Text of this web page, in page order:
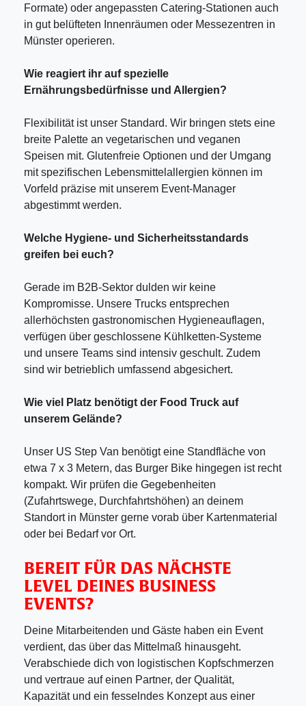
Formate) oder angepassten Catering-Stationen auch
in gut belüfteten Innenräumen oder Messezentren in
Münster operieren.
Wie reagiert ihr auf spezielle
Ernährungsbedürfnisse und Allergien?
Flexibilität ist unser Standard. Wir bringen stets eine
breite Palette an vegetarischen und veganen
Speisen mit. Glutenfreie Optionen und der Umgang
mit spezifischen Lebensmittelallergien können im
Vorfeld präzise mit unserem Event-Manager
abgestimmt werden.
Welche Hygiene- und Sicherheitsstandards
greifen bei euch?
Gerade im B2B-Sektor dulden wir keine
Kompromisse. Unsere Trucks entsprechen
allerhöchsten gastronomischen Hygieneauflagen,
verfügen über geschlossene Kühlketten-Systeme
und unsere Teams sind intensiv geschult. Zudem
sind wir betrieblich umfassend abgesichert.
Wie viel Platz benötigt der Food Truck auf
unserem Gelände?
Unser US Step Van benötigt eine Standfläche von
etwa 7 x 3 Metern, das Burger Bike hingegen ist recht
kompakt. Wir prüfen die Gegebenheiten
(Zufahrtswege, Durchfahrtshöhen) an deinem
Standort in Münster gerne vorab über Kartenmaterial
oder bei Bedarf vor Ort.
BEREIT FÜR DAS NÄCHSTE
LEVEL DEINES BUSINESS
EVENTS?
Deine Mitarbeitenden und Gäste haben ein Event
verdient, das über das Mittelmaß hinausgeht.
Verabschiede dich von logistischen Kopfschmerzen
und vertraue auf einen Partner, der Qualität,
Kapazität und ein fesselndes Konzept aus einer